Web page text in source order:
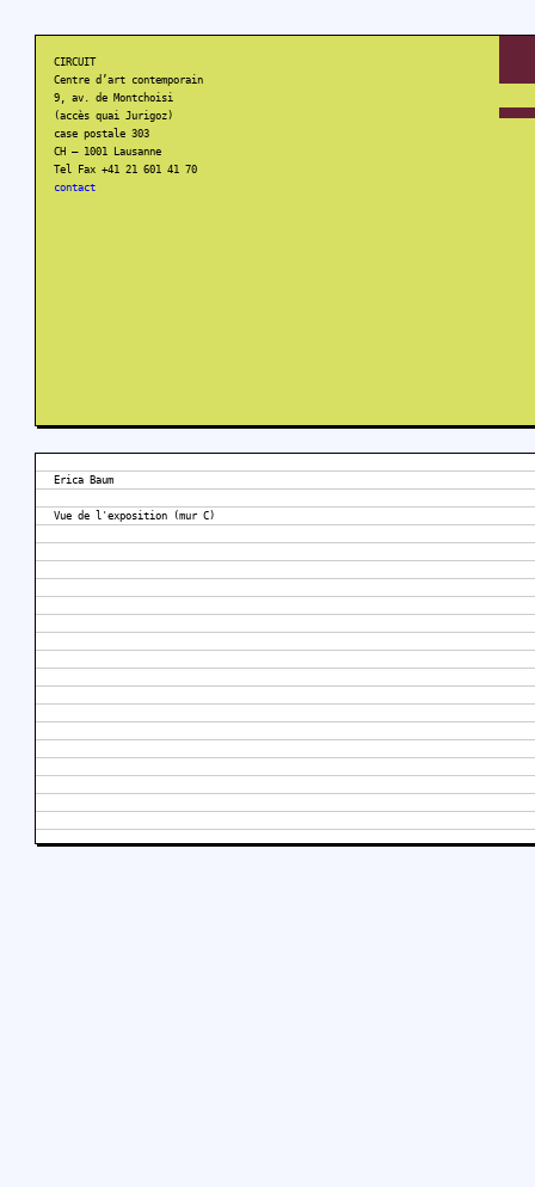
CIRCUIT
Centre d’art contemporain
9, av. de Montchoisi
(accès quai Jurigoz)
case postale 303
CH – 1001 Lausanne
Tel Fax +41 21 601 41 70
contact
Erica Baum
Vue de l'exposition (mur C)